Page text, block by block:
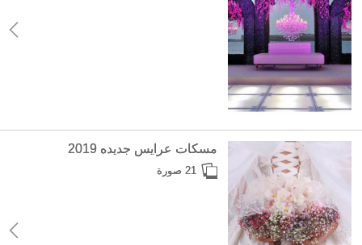
مسكات عرايس جديده 2019
21 صورة